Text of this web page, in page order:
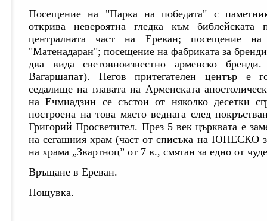
Посещение на "Парка на победата" с
открива невероятна гледка към
централната част на Ереван; посещение
"Матенадаран"; посещение на фабриката за
два вида световноизвестно арменско
Вагаршапат). Негов притегателен център е
седалище на главата на Арменската
на Ечмиадзин се състои от няколко десетки
построена на това място веднага след
Григорий Просветител. През 5 век църквата е
на сегашния храм (част от списъка на ЮНЕСКО
на храма „Звартноц” от 7 в., смятан за едно от
Връщане в Ереван.
Нощувка.